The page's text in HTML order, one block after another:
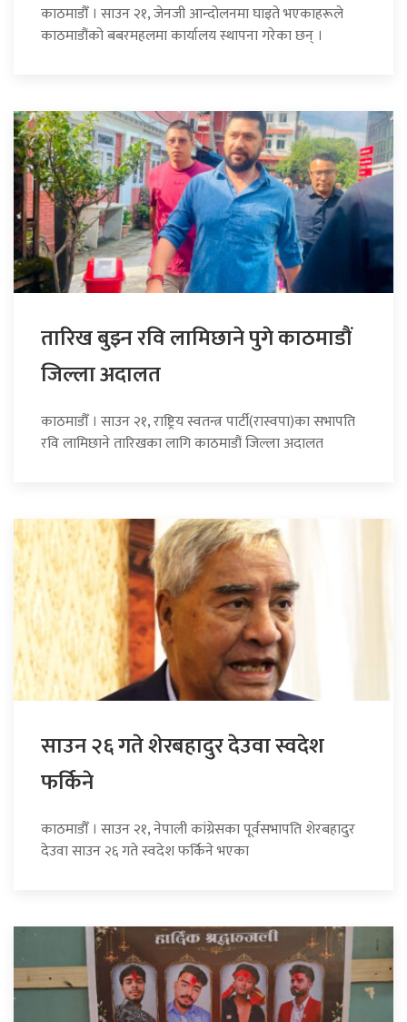
काठमाडौँ । साउन २१, जेनजी आन्दोलनमा घाइते भएकाहरूले
काठमाडौंको बबरमहलमा कार्यालय स्थापना गरेका छन् ।
तारिख बुझ्न रवि लामिछाने पुगे काठमाडौं
जिल्ला अदालत
काठमाडौँ । साउन २१, राष्ट्रिय स्वतन्त्र पार्टी(रास्वपा)का सभापति
रवि लामिछाने तारिखका लागि काठमाडौं जिल्ला अदालत
साउन २६ गते शेरबहादुर देउवा स्वदेश
फर्किने
काठमाडौँ । साउन २१, नेपाली कांग्रेसका पूर्वसभापति शेरबहादुर
देउवा साउन २६ गते स्वदेश फर्किने भएका